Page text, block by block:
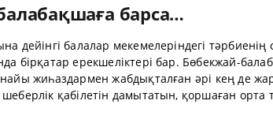
барса…
дейінгі балалар мекемелеріндегі
бірқатар ерекшеліктері бар. Бөбекжай-
жиһаздармен жабдықталған әрі кең де
қабілетін дамытатын, қоршаған орта